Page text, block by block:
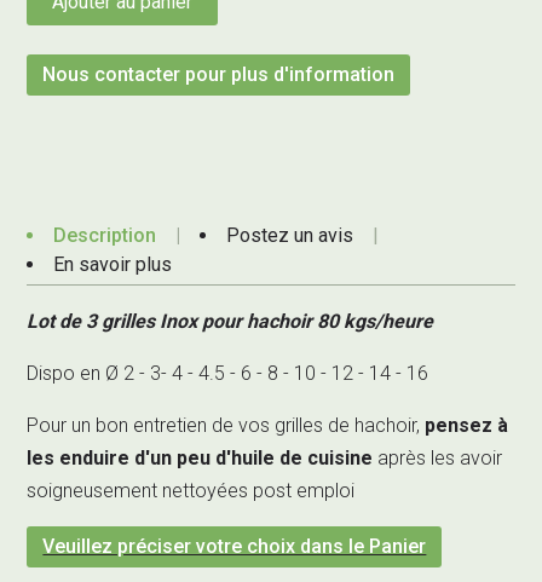
Nous contacter pour plus d'information
Description
Postez un avis
En savoir plus
Lot de 3 grilles Inox pour hachoir 80 kgs/heure
Dispo en Ø 2 - 3- 4 - 4.5 - 6 - 8 - 10 - 12 - 14 - 16
Pour un bon entretien de vos grilles de hachoir, pensez à
les enduire d'un peu d'huile de cuisine après les avoir
soigneusement nettoyées post emploi
Veuillez préciser votre choix dans le Panier